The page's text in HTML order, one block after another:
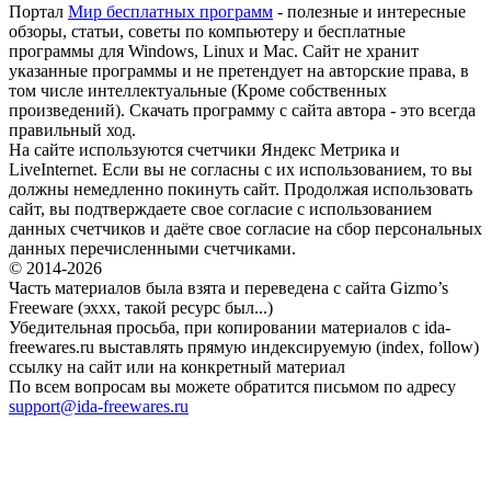
Портал Мир бесплатных программ - полезные и интересные
обзоры, статьи, советы по компьютеру и бесплатные
программы для Windows, Linux и Mac. Сайт не хранит
указанные программы и не претендует на авторские права, в
том числе интеллектуальные (Кроме собственных
произведений). Скачать программу с сайта автора - это всегда
правильный ход.
На сайте используются счетчики Яндекс Метрика и
LiveInternet. Если вы не согласны с их использованием, то вы
должны немедленно покинуть сайт. Продолжая использовать
сайт, вы подтверждаете свое согласие с использованием
данных счетчиков и даёте свое согласие на сбор персональных
данных перечисленными счетчиками.
© 2014-2026
Часть материалов была взята и переведена с сайта Gizmo’s
Freeware (эххх, такой ресурс был...)
Убедительная просьба, при копировании материалов с ida-
freewares.ru выставлять прямую индексируемую (index, follow)
ссылку на сайт или на конкретный материал
По всем вопросам вы можете обратится письмом по адресу
support@ida-freewares.ru